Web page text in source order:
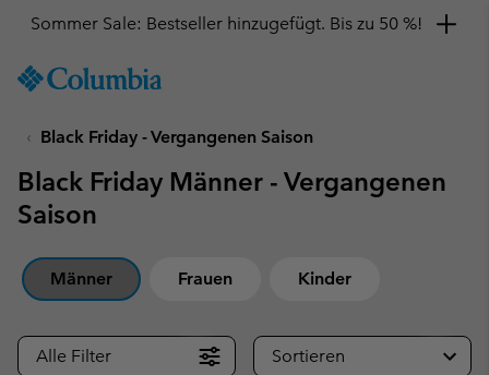
TO
SKIP
MAIN
NAV
TO
SEARCH
Hol dir einen 10 %-Gutschein
Black Friday - Vergangenen Saison
Black Friday Männer - Vergangenen
Saison
Männer Frauen Kinder
Alle Filter Sortieren